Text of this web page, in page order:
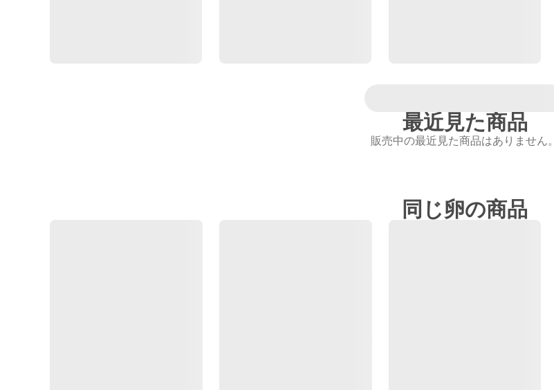
最近見た商品
販売中の最近見た商品はありません。
同じ卵の商品